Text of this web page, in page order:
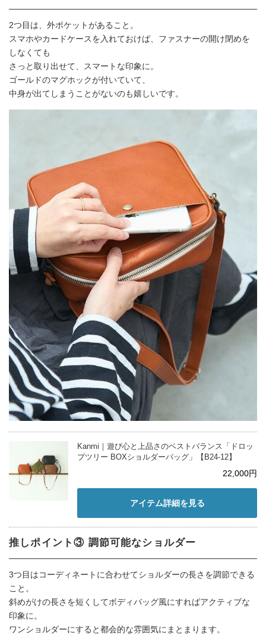
2つ目は、外ポケットがあること。
スマホやカードケースを入れておけば、ファスナーの開け閉めを
しなくても
さっと取り出せて、スマートな印象に。
ゴールドのマグホックが付いていて、
中身が出てしまうことがないのも嬉しいです。
Kanmi｜遊び心と上品さのベストバランス「ドロッ
プツリー BOXショルダーバッグ」【B24-12】
22,000円
アイテム詳細を見る
推しポイント③ 調節可能なショルダー
3つ目はコーディネートに合わせてショルダーの長さを調節できる
こと。
斜めがけの長さを短くしてボディバッグ風にすればアクティブな
印象に。
ワンショルダーにすると都会的な雰囲気にまとまります。